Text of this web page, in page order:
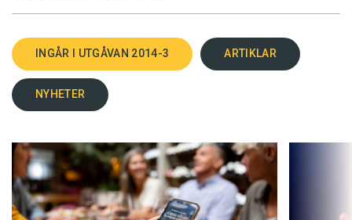
INGÅR I UTGÅVAN 2014-3 ARTIKLAR
NYHETER